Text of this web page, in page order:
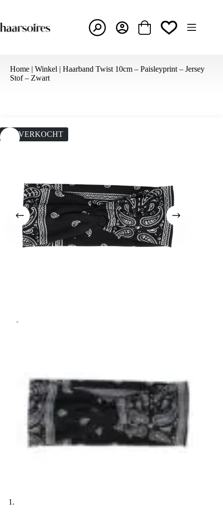
de
inhoud
Winkelwagen
Home | Winkel | Haarband Twist 10cm – Paisleyprint – Jersey
Stof – Zwart
UITVERKOCHT